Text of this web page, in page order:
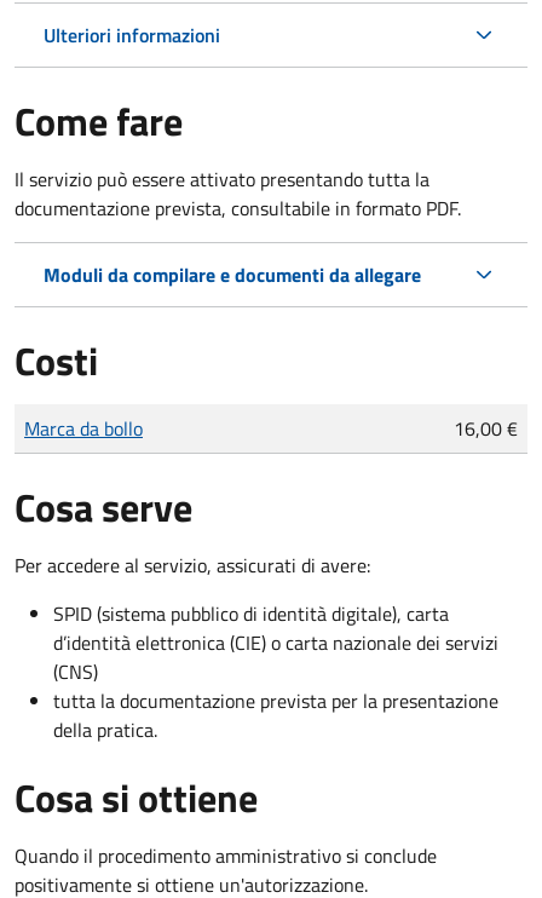
Ulteriori informazioni
Come fare
Il servizio può essere attivato presentando tutta la
documentazione prevista, consultabile in formato PDF.
Moduli da compilare e documenti da allegare
Costi
Tipo di pagamento
Importo
Marca da bollo 16,00 €
Cosa serve
Per accedere al servizio, assicurati di avere:
SPID (sistema pubblico di identità digitale), carta
d’identità elettronica (CIE) o carta nazionale dei servizi
(CNS)
tutta la documentazione prevista per la presentazione
della pratica.
Cosa si ottiene
Quando il procedimento amministrativo si conclude
positivamente si ottiene un'autorizzazione.